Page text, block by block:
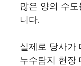
많은 양의 수
니다.
실제로 당사가
누수탐지 현장